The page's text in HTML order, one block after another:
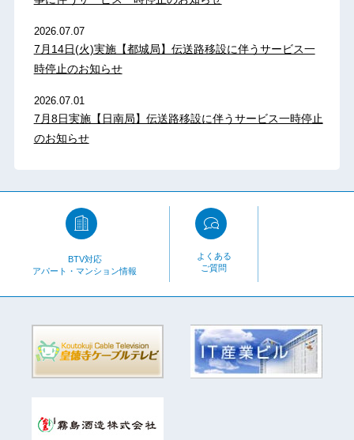
2026.07.07
7月14日(火)実施【都城局】伝送路移設に伴うサービス一
時停止のお知らせ
2026.07.01
7月8日実施【日南局】伝送路移設に伴うサービス一時停止
のお知らせ
BTV対応
アパート・マンション情報
よくある
ご質問